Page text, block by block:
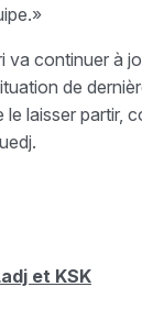
va continuer à
de
laisser partir,
et KSK